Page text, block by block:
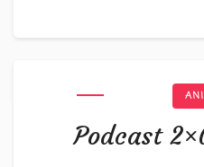
Podcast